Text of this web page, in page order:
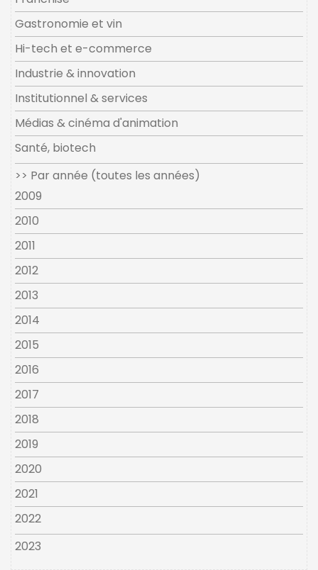
Gastronomie et vin
Hi-tech et e-commerce
Industrie & innovation
Institutionnel & services
Médias & cinéma d'animation
Santé, biotech
>> Par année (toutes les années)
2009
2010
2011
2012
2013
2014
2015
2016
2017
2018
2019
2020
2021
2022
2023